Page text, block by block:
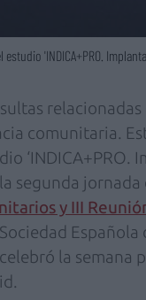
'INDICA+PRO.
comunitaria.
‘INDICA+PRO.
segunda jornada
y III
la semana